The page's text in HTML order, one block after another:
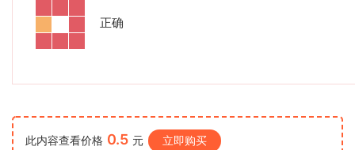
正确
此内容查看价格 0.5 元 立即购买